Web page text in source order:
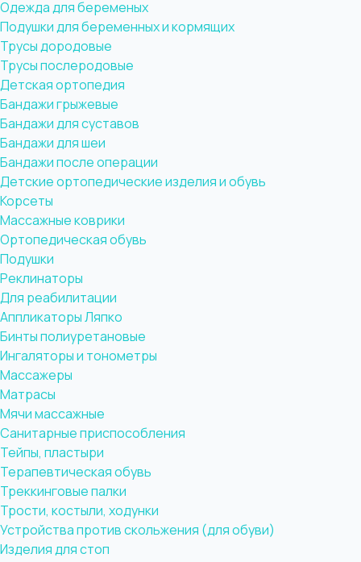
Одежда для беременых
Подушки для беременных и кормящих
Трусы дородовые
Трусы послеродовые
Детская ортопедия
Бандажи грыжевые
Бандажи для суставов
Бандажи для шеи
Бандажи после операции
Детские ортопедические изделия и обувь
Корсеты
Массажные коврики
Ортопедическая обувь
Подушки
Реклинаторы
Для реабилитации
Аппликаторы Ляпко
Бинты полиуретановые
Ингаляторы и тонометры
Массажеры
Матрасы
Мячи массажные
Санитарные приспособления
Тейпы, пластыри
Терапевтическая обувь
Треккинговые палки
Трости, костыли, ходунки
Устройства против скольжения (для обуви)
Изделия для стоп